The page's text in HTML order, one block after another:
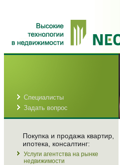
Специалисты
Задать вопрос
Покупка и продажа квартир,
ипотека, консалтинг:
Услуги агентства на рынке
недвижимости